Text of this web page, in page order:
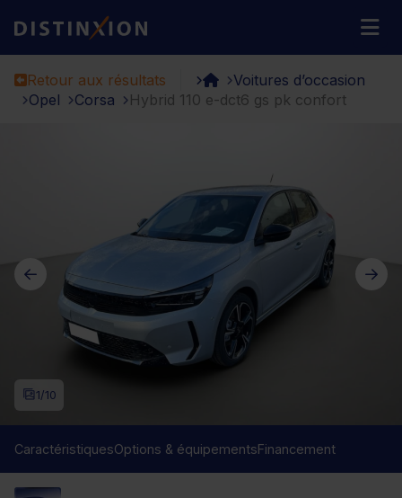
Distinxion
Retour aux résultats
Voitures d’occasion
Opel
Corsa Hybrid 110 e-dct6 gs pk confort
1/10
CaractéristiquesOptions & équipementsFinancement